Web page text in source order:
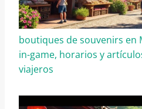
boutiques de souvenirs en
in-game, horarios y
viajeros